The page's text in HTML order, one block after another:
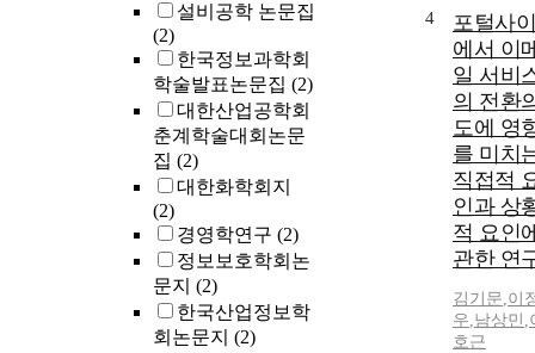
설비공학 논문집
(2)
한국정보과학회
학술발표논문집 (2)
대한산업공학회
춘계학술대회논문
집 (2)
대한화학회지
(2)
경영학연구 (2)
정보보호학회논
문지 (2)
한국산업정보학
회논문지 (2)
4
포털사
에서 이
일 서비
의 전환
도에 영
를 미치
직접적
인과 상
적 요인
관한 연
김기문,이
우,남상민 ,
호근